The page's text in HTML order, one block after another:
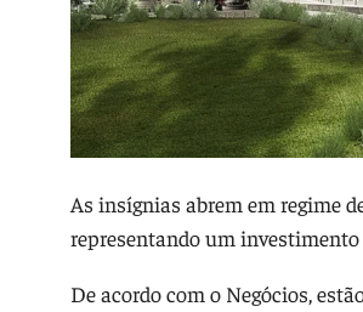
As insígnias abrem em regime
representando um
De acordo com o Negócios,